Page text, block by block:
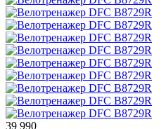
39 990